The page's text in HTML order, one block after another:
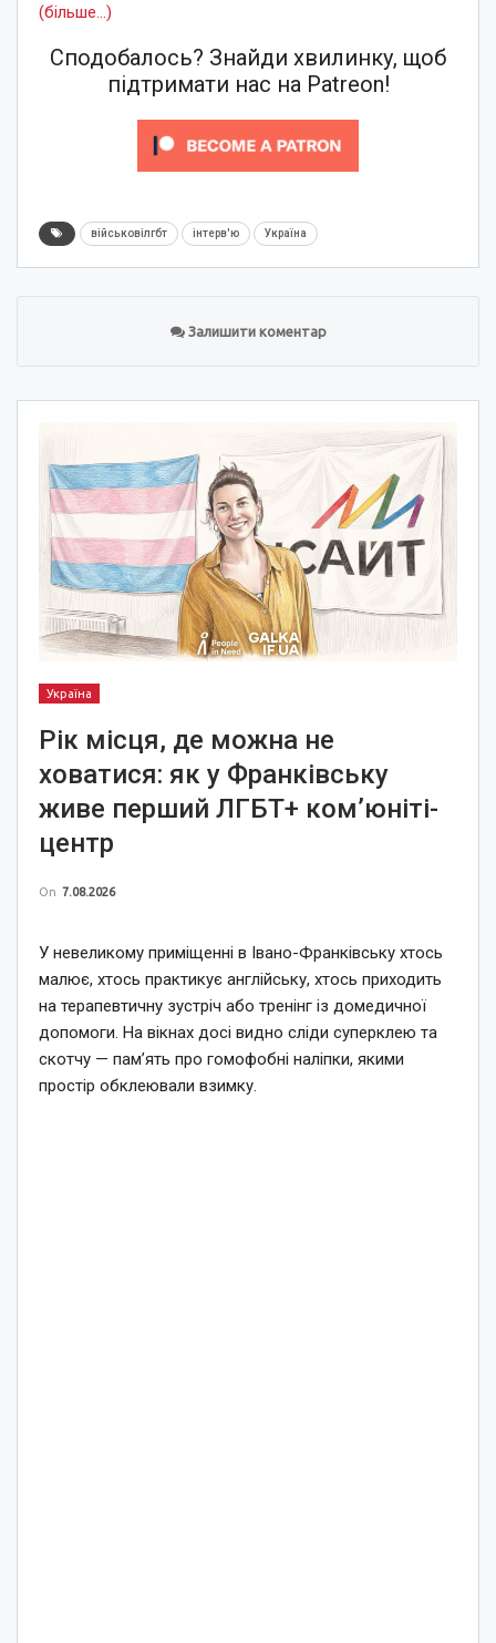
(більше…)
Сподобалось? Знайди хвилинку, щоб
підтримати нас на Patreon!
військовілгбт інтерв'ю Україна
Залишити коментар
Україна
Рік місця, де можна не
ховатися: як у Франківську
живе перший ЛГБТ+ ком’юніті-
центр
On 7.08.2026
У невеликому приміщенні в Івано-Франківську хтось
малює, хтось практикує англійську, хтось приходить
на терапевтичну зустріч або тренінг із домедичної
допомоги. На вікнах досі видно сліди суперклею та
скотчу — пам’ять про гомофобні наліпки, якими
простір обклеювали взимку.